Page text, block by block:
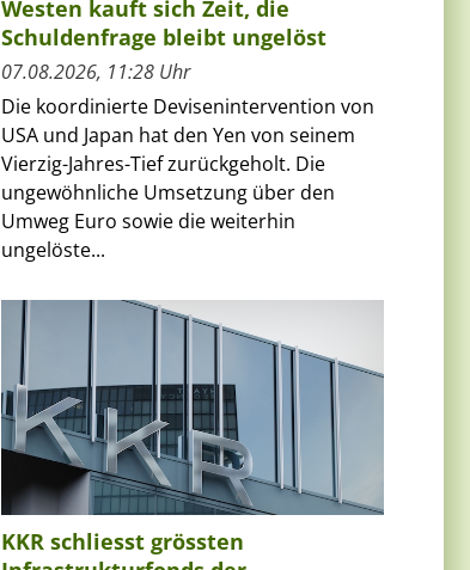
Westen kauft sich Zeit, die
Schuldenfrage bleibt ungelöst
07.08.2026, 11:28 Uhr
Die koordinierte Devisenintervention von
USA und Japan hat den Yen von seinem
Vierzig-Jahres-Tief zurückgeholt. Die
ungewöhnliche Umsetzung über den
Umweg Euro sowie die weiterhin
ungelöste...
KKR schliesst grössten